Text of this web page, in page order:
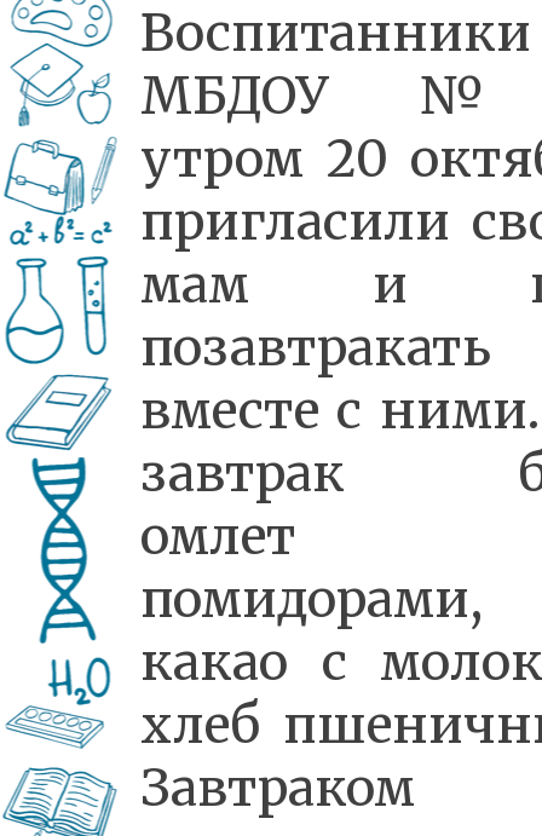
Воспитанники
МБДОУ
утром 20
пригласили
мам и
позавтракать
вместе с
завтрак
омлет
помидорами,
какао с
хлеб
Завтраком